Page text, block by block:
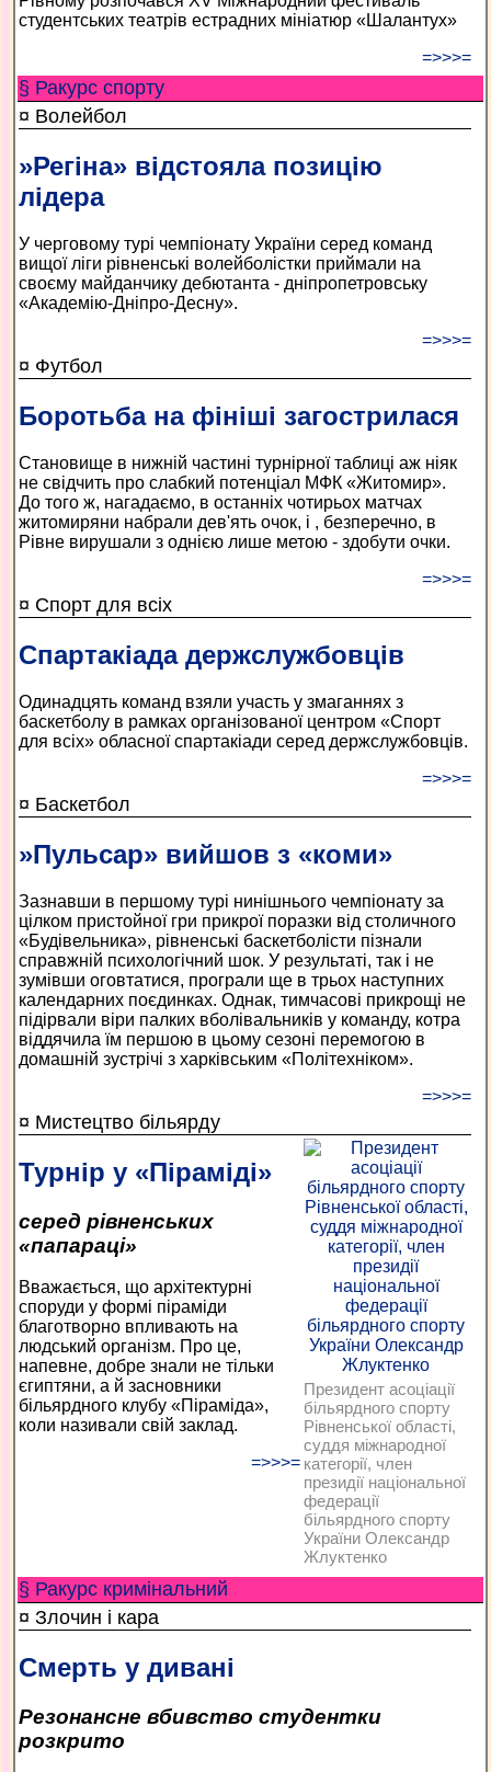
студентських театрів естрадних мініатюр «Шалантух»
=>>>=
§ Ракурс спорту
¤ Волейбол
»Регіна» відстояла позицію
лідера
У черговому турі чемпіонату України серед команд
вищої ліги рівненські волейболістки приймали на
своєму майданчику дебютанта - дніпропетровську
«Академію-Дніпро-Десну».
=>>>=
¤ Футбол
Боротьба на фініші загострилася
Становище в нижній частині турнірної таблиці аж ніяк
не свідчить про слабкий потенціал МФК «Житомир».
До того ж, нагадаємо, в останніх чотирьох матчах
житомиряни набрали дев'ять очок, і , безперечно, в
Рівне вирушали з однією лише метою - здобути очки.
=>>>=
¤ Спорт для всіх
Спартакіада держслужбовців
Одинадцять команд взяли участь у змаганнях з
баскетболу в рамках організованої центром «Спорт
для всіх» обласної спартакіади серед держслужбовців.
=>>>=
¤ Баскетбол
»Пульсар» вийшов з «коми»
Зазнавши в першому турі нинішнього чемпіонату за
цілком пристойної гри прикрої поразки від столичного
«Будівельника», рівненські баскетболісти пізнали
справжній психологічний шок. У результаті, так і не
зумівши оговтатися, програли ще в трьох наступних
календарних поєдинках. Однак, тимчасові прикрощі не
підірвали віри палких вболівальників у команду, котра
віддячила їм першою в цьому сезоні перемогою в
домашній зустрічі з харківським «Політехніком».
=>>>=
¤ Мистецтво більярду
Президент асоціації
більярдного спорту
Рівненської області,
суддя міжнародної
категорії, член
президії національної
федерації
більярдного спорту
України Олександр
Жлуктенко
Турнір у «Піраміді»
серед рівненських
«папараці»
Вважається, що архітектурні
споруди у формі піраміди
благотворно впливають на
людський організм. Про це,
напевне, добре знали не тільки
єгиптяни, а й засновники
більярдного клубу «Піраміда»,
коли називали свій заклад.
=>>>=
§ Ракурс кримінальний
¤ Злочин і кара
Смерть у дивані
Резонансне вбивство студентки
розкрито